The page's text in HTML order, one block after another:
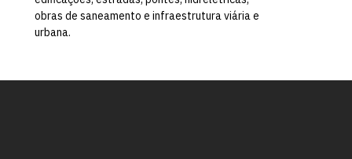
obras de saneamento e infraestrutura viária e
urbana.